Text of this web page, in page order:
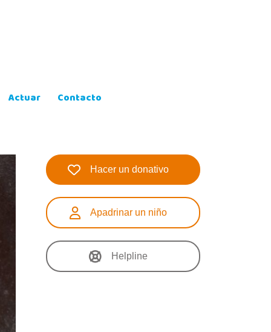
Actuar Contacto
Hacer un donativo
Apadrinar un niño
Helpline